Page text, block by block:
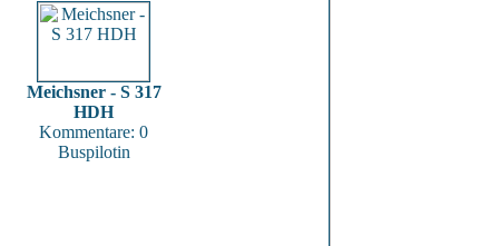
Meichsner - S 317
HDH
Kommentare: 0
Buspilotin